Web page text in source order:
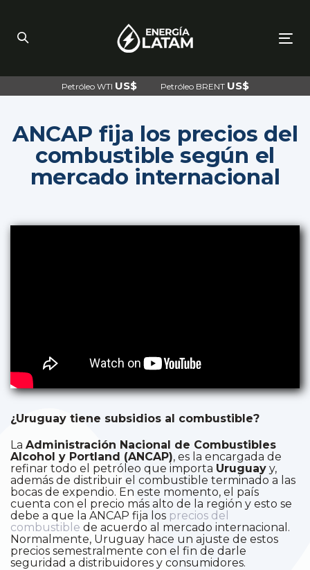
primary
navigation
content
Petróleo WTI US$ Petróleo BRENT US$
ANCAP fija los precios del
combustible según el
mercado internacional
¿Uruguay tiene subsidios al combustible?
La Administración Nacional de Combustibles
Alcohol y Portland (ANCAP), es la encargada de
refinar todo el petróleo que importa Uruguay y,
además de distribuir el combustible terminado a las
bocas de expendio. En este momento, el país
cuenta con el precio más alto de la región y esto se
debe a que la ANCAP fija los precios del
combustible de acuerdo al mercado internacional.
Normalmente, Uruguay hace un ajuste de estos
precios semestralmente con el fin de darle
seguridad a distribuidores y consumidores.
navigation